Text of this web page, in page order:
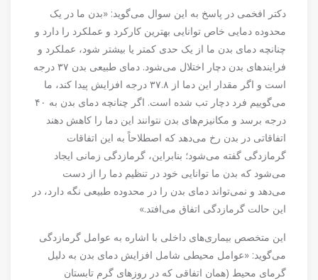
دکتر افخمی در پاسخ به این سوال می‌گوید: «بدن ما در یک
محدوده دمایی خاص توانایی بهترین کارکرد و عملکرد را دارد و
چنانچه دمای بدن ما از یک حدی کمتر یا بیشتر شود، عملکرد و
فرایند‌های بدن دچار اختلال می‌شود. دمای طبیعی بدن ۳۷ درجه
است و اگر مقدار این دما از ۳۷.۸ درجه افزایش پیدا کند، ما
می‌گوییم فرد دچار تب شده است. اگر چنانچه دمای بدن به ۴۰
درجه برسد و مکانیزم‌های بدن نتوانند این دما را کاهش دهند
اتفاقاتی در بدن رخ می‌دهد که اصطلاحاً به این اتفاقات
گرمازدگی گفته می‌شود؛ بنابراین، گرمازدگی زمانی ایجاد
می‌شود که بدن ما توانایی خود در تنظیم دما را از دست
می‌دهد و نمی‌تواند دمای بدن را در محدوده طبیعی نگه دارد، در
این حالت گرمازدگی اتفاق می‌افتد.»
این متخصص بیماری‌های داخلی با اشاره به عوامل گرمازدگی
می‌گوید: «عوامل محیطی شامل افزایش دمای بدن به دلیل
گرمای محیط (همان اتفاقی که در روز‌های گرم تابستان